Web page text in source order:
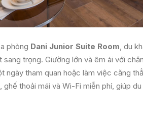
phòng Dani Junior Suite Room, du
sang trọng. Giường lớn và êm ái với
ngày tham quan hoặc làm việc căng
ghế thoải mái và Wi-Fi miễn phí, giúp